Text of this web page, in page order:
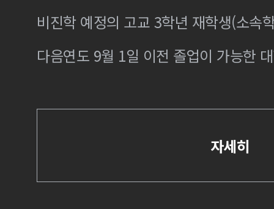
비진학 예정의 고교 3학년 재학생(소속
다음연도 9월 1일 이전 졸업이 가능한
자세히